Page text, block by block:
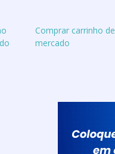
Comprar carrinho de
mercado